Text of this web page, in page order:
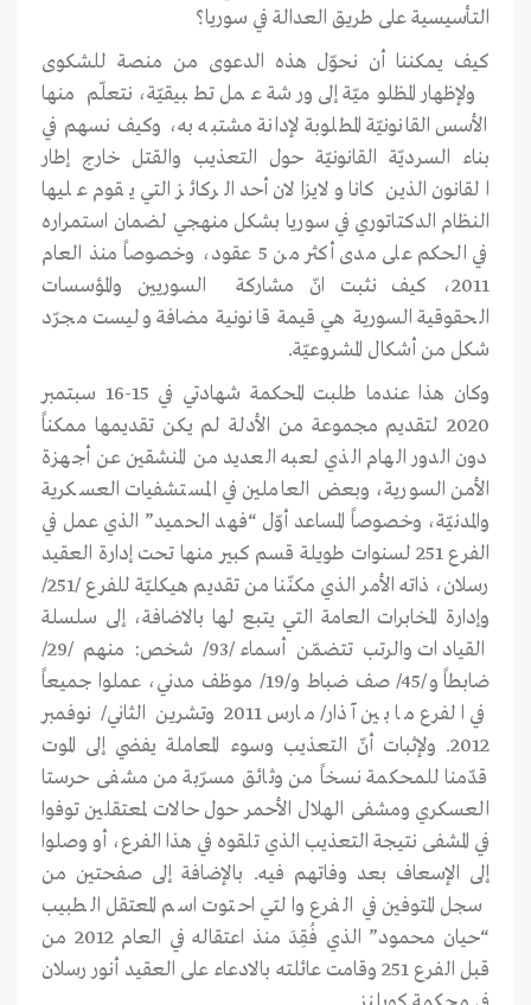
التأسيسية على طريق العدالة في سوريا؟
كيف يمكننا أن نحوّل هذه الدعوى من منصة للشكوى
ولإظهار المظلوميّة إلى ورشة عمل تطبيقيّة، نتعلّم منها
الأسس القانونيّة المطلوبة لإدانة مشتبه به، وكيف نسهم في
بناء السرديّة القانونيّة حول التعذيب والقتل خارج إطار
القانون الذين كانا ولايزالان أحد الركائز التي يقوم عليها
النظام الدكتاتوري في سوريا بشكل منهجي لضمان استمراره
في الحكم على مدى أكثر من 5 عقود، وخصوصاً منذ العام
2011، كيف نثبت انّ مشاركة السوريين والمؤسسات
الحقوقية السورية هي قيمة قانونية مضافة وليست مجرّد
شكل من أشكال المشروعيّة.
وكان هذا عندما طلبت المحكمة شهادتي في 15-16 سبتمبر
2020 لتقديم مجموعة من الأدلة لم يكن تقديمها ممكناً
دون الدور الهام الذي لعبه العديد من المنشقين عن أجهزة
الأمن السورية، وبعض العاملين في المستشفيات العسكرية
والمدنيّة، وخصوصاً المساعد أوّل “فهد الحميد” الذي عمل في
الفرع 251 لسنوات طويلة قسم كبير منها تحت إدارة العقيد
رسلان، ذاته الأمر الذي مكنّنا من تقديم هيكليّة للفرع /251/
وإدارة المخابرات العامة التي يتبع لها بالاضافة، إلى سلسلة
القيادات والرتب تتضمّن أسماء /93/ شخص: منهم /29/
ضابطاً و/45/ صف ضباط و/19/ موظف مدني، عملوا جميعاً
في الفرع ما بين آذار/ مارس 2011 وتشرين الثاني/ نوفمبر
2012. ولإثبات أنّ التعذيب وسوء المعاملة يفضي إلى الموت
قدّمنا للمحكمة نسخاً من وثائق مسرّبة من مشفى حرستا
العسكري ومشفى الهلال الأحمر حول حالات لمعتقلين توفوا
في المشفى نتيجة التعذيب الذي تلقوه في هذا الفرع، أو وصلوا
إلى الإسعاف بعد وفاتهم فيه. بالإضافة إلى صفحتين من
سجل المتوفين في الفرع والتي احتوت اسم المعتقل الطبيب
“حيان محمود” الذي فُقِدَ منذ اعتقاله في العام 2012 من
قبل الفرع 251 وقامت عائلته بالادعاء على العقيد أنور رسلان